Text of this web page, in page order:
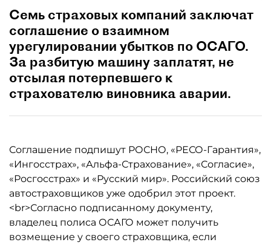
Семь страховых компаний заключат
соглашение о взаимном
урегулировании убытков по ОСАГО.
За разбитую машину заплатят, не
отсылая потерпевшего к
страхователю виновника аварии.
Соглашение подпишут РОСНО, «РЕСО-Гарантия»,
«Ингосстрах», «Альфа-Страхование», «Согласие»,
«Росгосстрах» и «Русский мир». Российский союз
автостраховщиков уже одобрил этот проект.
<br>Согласно подписанному документу,
владелец полиса ОСАГО может получить
возмещение у своего страховщика, если